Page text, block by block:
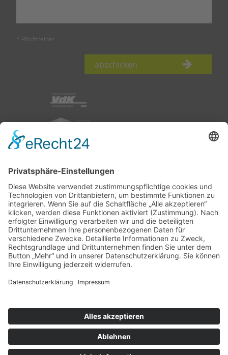
* Pflichtfelder
abschicken
nach oben
Impressum|Datenschutz
Ihnen gefällt, was Sie lesen?
X